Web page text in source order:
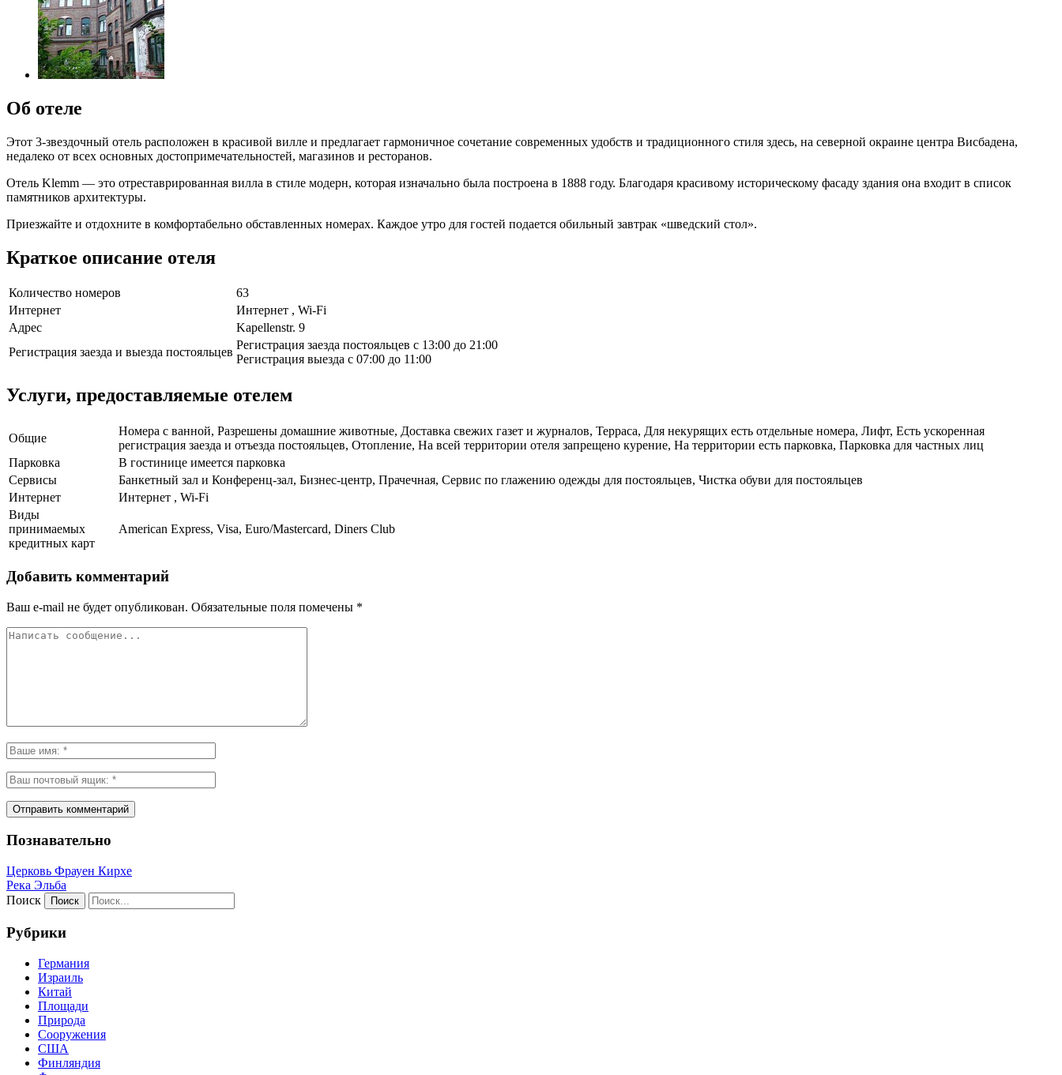
Об отеле
Этот 3-звездочный отель расположен в красивой вилле и предлагает гармоничное сочетание современных удобств и традиционного стиля здесь, на северной окраине центра Висбадена,
недалеко от всех основных достопримечательностей, магазинов и ресторанов.
Отель Klemm — это отреставрированная вилла в стиле модерн, которая изначально была построена в 1888 году. Благодаря красивому историческому фасаду здания она входит в список
памятников архитектуры.
Приезжайте и отдохните в комфортабельно обставленных номерах. Каждое утро для гостей подается обильный завтрак «шведский стол».
Краткое описание отеля
Количество номеров
63
Интернет
Интернет , Wi-Fi
Адрес
Kapellenstr. 9
Регистрация заезда и выезда постояльцев
Регистрация заезда постояльцев с 13:00 до 21:00
Регистрация выезда с 07:00 до 11:00
Услуги, предоставляемые отелем
Общие
Номера с ванной, Разрешены домашние животные, Доставка свежих газет и журналов, Терраса, Для некурящих есть отдельные номера, Лифт, Есть ускоренная
регистрация заезда и отъезда постояльцев, Отопление, На всей территории отеля запрещено курение, На территории есть парковка, Парковка для частных лиц
Парковка
В гостинице имеется парковка
Сервисы
Банкетный зал и Конференц-зал, Бизнес-центр, Прачечная, Сервис по глажению одежды для постояльцев, Чистка обуви для постояльцев
Интернет
Интернет , Wi-Fi
Виды
принимаемых
кредитных карт
American Express, Visa, Euro/Mastercard, Diners Club
Добавить комментарий
Ваш e-mail не будет опубликован. Обязательные поля помечены *
Познавательно
Церковь Фрауен Кирхе
Река Эльба
Поиск
Рубрики
Германия
Израиль
Китай
Площади
Природа
Сооружения
США
Финляндия